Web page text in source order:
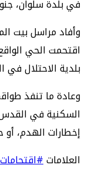
في بلدة سلوان،
وأفاد مراسل بيت
اقتحمت الحي
بلدية الاحتلال
وعادة ما تنفذ
السكنية في القدس
إخطارات الهدم،
العلامات